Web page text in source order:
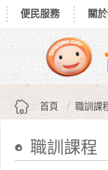
便民服務 關
首頁 職訓課
職訓課程